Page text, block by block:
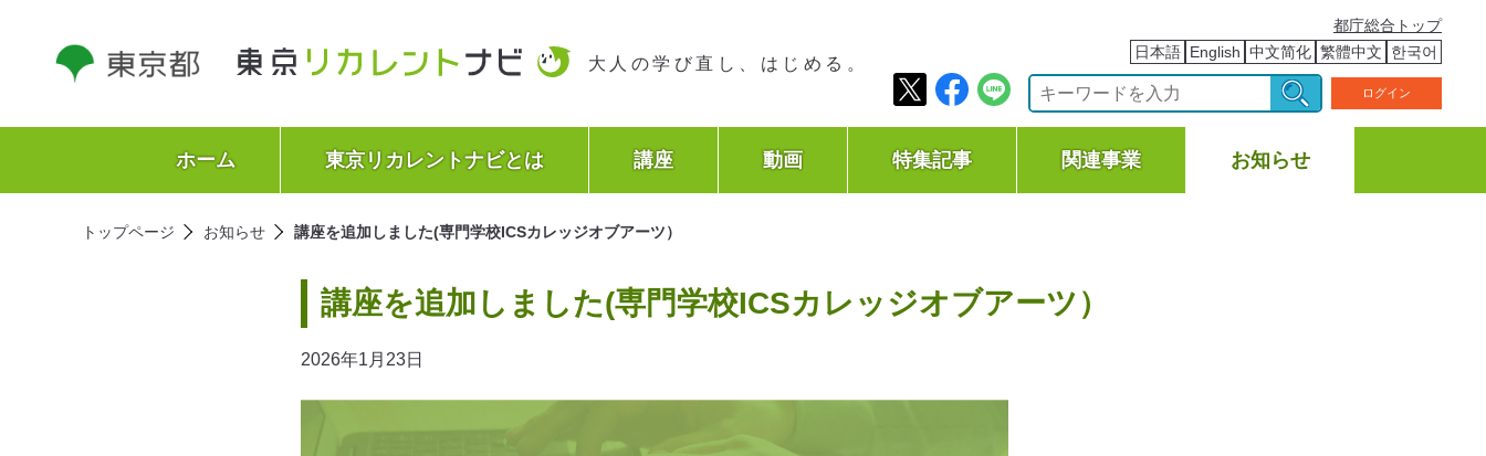
大人の学び直し、はじめる。
都庁総合トップ
日本語 English 中文简化 繁體中文 한국어
ログイン
ホーム 東京リカレントナビとは 講座 動画 特集記事 関連事業 お知らせ
トップページ お知らせ 講座を追加しました(専門学校ICSカレッジオブアーツ）
講座を追加しました(専門学校ICSカレッジオブアーツ）
2026年1月23日